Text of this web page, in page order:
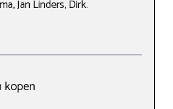
Jan Linders, Dirk.
kopen